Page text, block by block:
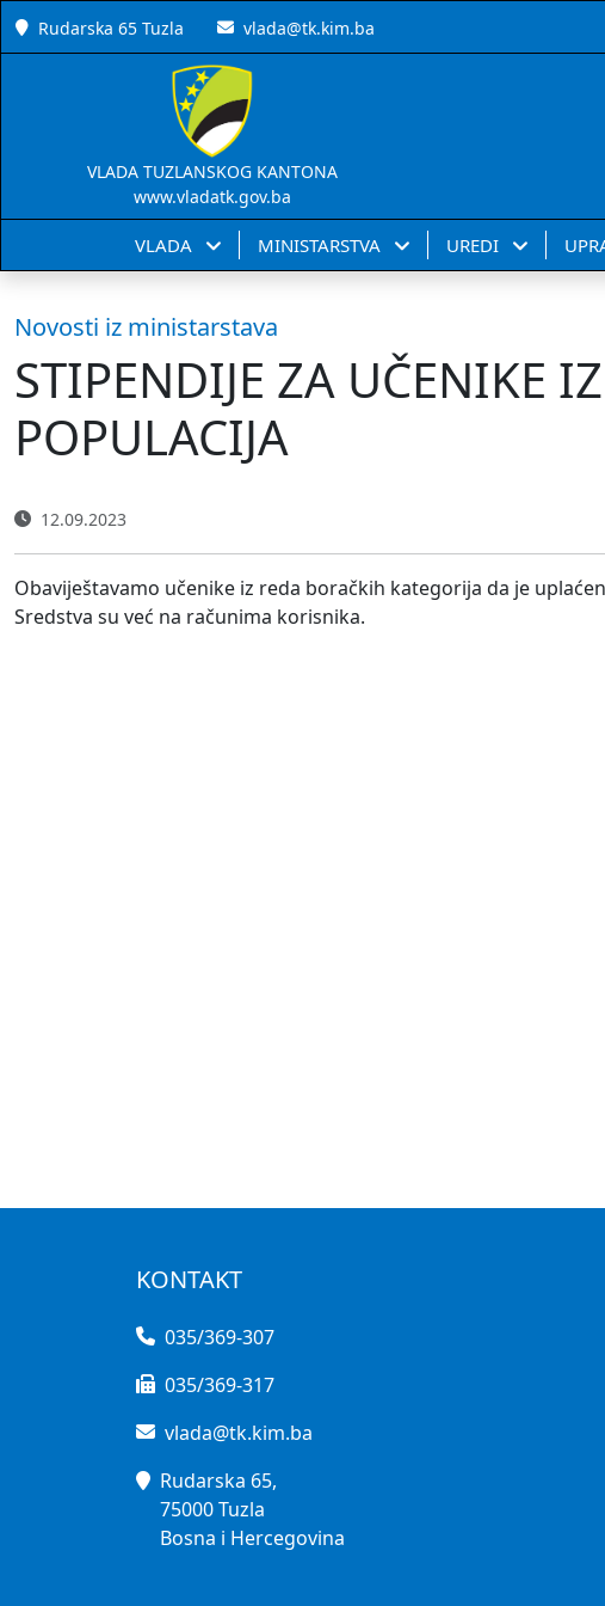
Rudarska 65 Tuzla vlada@tk.kim.ba
VLADA TUZLANSKOG KANTONA
www.vladatk.gov.ba
VLADA MINISTARSTVA UREDI
Novosti iz ministarstava
STIPENDIJE ZA UČENIKE
POPULACIJA
12.09.2023
Obaviještavamo učenike iz reda boračkih kategorija da je
Sredstva su već na računima korisnika.
KONTAKT
035/369-307
035/369-317
vlada@tk.kim.ba
Rudarska 65,
75000 Tuzla
Bosna i Hercegovina